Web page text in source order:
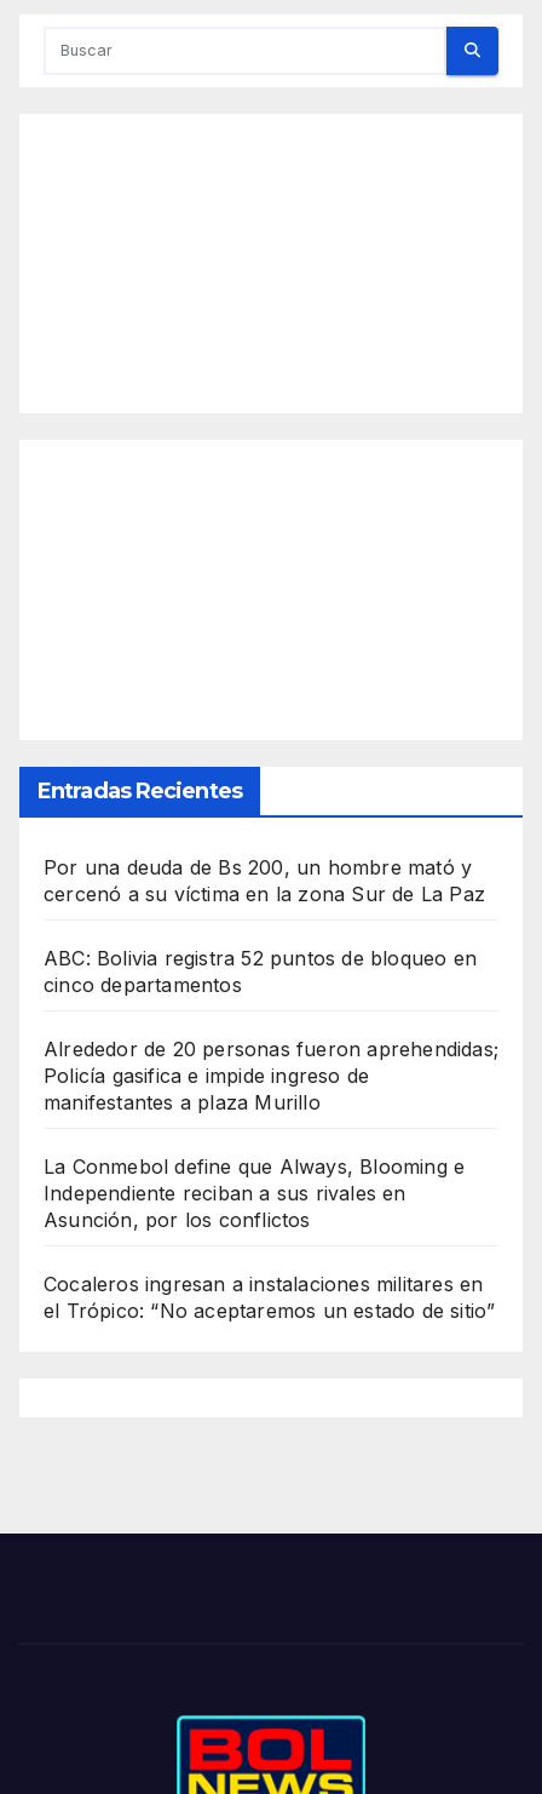
Entradas Recientes
Por una deuda de Bs 200, un hombre mató y
cercenó a su víctima en la zona Sur de La Paz
ABC: Bolivia registra 52 puntos de bloqueo en
cinco departamentos
Alrededor de 20 personas fueron aprehendidas;
Policía gasifica e impide ingreso de
manifestantes a plaza Murillo
La Conmebol define que Always, Blooming e
Independiente reciban a sus rivales en
Asunción, por los conflictos
Cocaleros ingresan a instalaciones militares en
el Trópico: “No aceptaremos un estado de sitio”